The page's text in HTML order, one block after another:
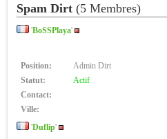
Spam Dirt (5 Membres)
'BoSSPlaya'
Position:
Admin Dirt
Statut:
Actif
Contact:
Ville:
'Duflip'